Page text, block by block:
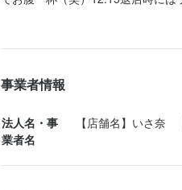
事業者情報
法人名・事
業者名
【店舗名】いさ奈